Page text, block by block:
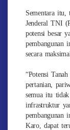
Sementara
Jenderal TNI
potensi besar
pembangunan
secara
“Potensi
pertanian,
semua itu
infrastruktur
pembangunan
Karo, dapat